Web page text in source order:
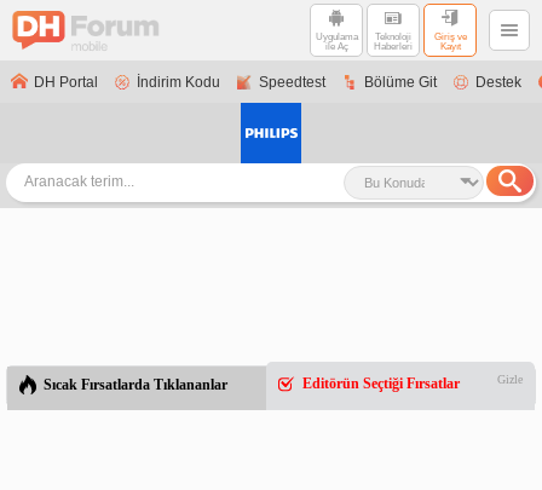
Uygulama
ile Aç
Teknoloji
Haberleri
Giriş ve
Kayıt
DH Portal İndirim Kodu Speedtest Bölüme Git Destek
Sıcak Fırsatlarda Tıklananlar Editörün Seçtiği Fırsatlar Gizle